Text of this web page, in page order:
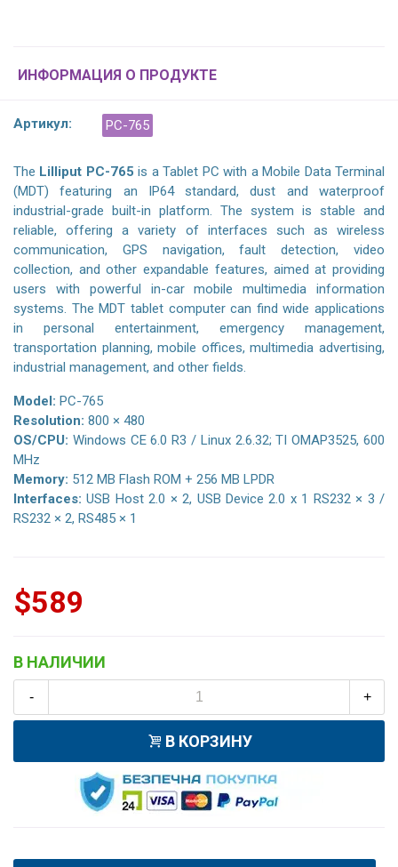
ИНФОРМАЦИЯ О ПРОДУКТЕ
Артикул: PC-765
The Lilliput PC-765 is a Tablet PC with a Mobile Data Terminal
(MDT) featuring an IP64 standard, dust and waterproof
industrial-grade built-in platform. The system is stable and
reliable, offering a variety of interfaces such as wireless
communication, GPS navigation, fault detection, video
collection, and other expandable features, aimed at providing
users with powerful in-car mobile multimedia information
systems. The MDT tablet computer can find wide applications
in personal entertainment, emergency management,
transportation planning, mobile offices, multimedia advertising,
industrial management, and other fields.
Model: PC-765
Resolution: 800 × 480
OS/CPU: Windows CE 6.0 R3 / Linux 2.6.32; TI OMAP3525, 600
MHz
Memory: 512 MB Flash ROM + 256 MB LPDR
Interfaces: USB Host 2.0 × 2, USB Device 2.0 x 1 RS232 × 3 /
RS232 × 2, RS485 × 1
$589
В НАЛИЧИИ
- +
В КОРЗИНУ